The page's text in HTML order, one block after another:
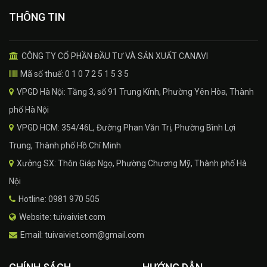
THÔNG TIN
CÔNG TY CỔ PHẦN ĐẦU TƯ VÀ SẢN XUẤT CANAVI
Mã số thuế: 0 1 0 7 2 5 1 5 3 5
VPGD Hà Nội: Tầng 3, số 91 Trung Kính, Phường Yên Hòa, Thành
phố Hà Nội
VPGD HCM: 354/46L, Đường Phan Văn Trị, Phường Bình Lợi
Trung, Thành phố Hồ Chí Minh
Xưởng SX: Thôn Giáp Ngọ, Phường Chương Mỹ, Thành phố Hà
Nội
Hotline: 0981 970 505
Website: tuivaiviet.com
Email: tuivaiviet.com@gmail.com